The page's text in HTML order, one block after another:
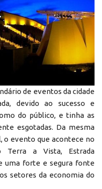
de eventos da cidade
devido ao sucesso e
do público, e tinha as
esgotadas. Da mesma
o evento que acontece no
Terra a Vista, Estrada
uma forte e segura fonte
setores da economia do